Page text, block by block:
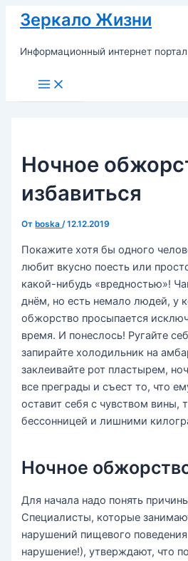
Перейти
содержимому
Зеркало Жизни
Информационный интернет портал
Main
Menu
Ночное
избавиться
От boska/12.12.2019
Покажите хотя бы одного
любит вкусно поесть или
какой-нибудь «вредностью»!
днём, но есть немало людей, у
обжорство просыпается
время. И понеслось! Ругайте
запирайте холодильник на
заклеивайте рот пластырем,
все преграды и съест то, что
оставит себя с чувством вины,
бессонницей и лишними
Ночное
Для начала надо понять
Специалисты, которые
нарушений пищевого
нарушение!), утверждают, что